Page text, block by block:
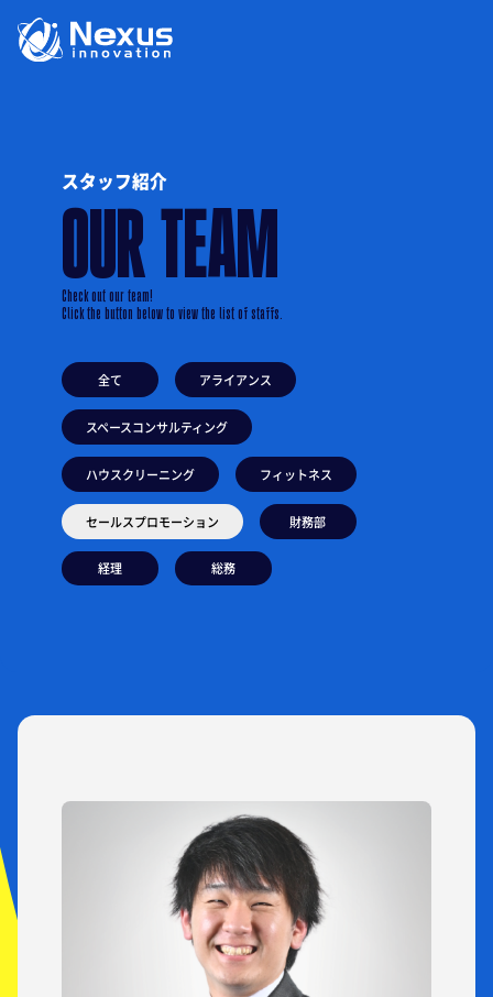
スタッフ紹介
OUR TEAM
Check out our team!
Click the button below to view the list of staffs.
全て アライアンス
スペースコンサルティング
ハウスクリーニング フィットネス
セールスプロモーション 財務部
経理 総務